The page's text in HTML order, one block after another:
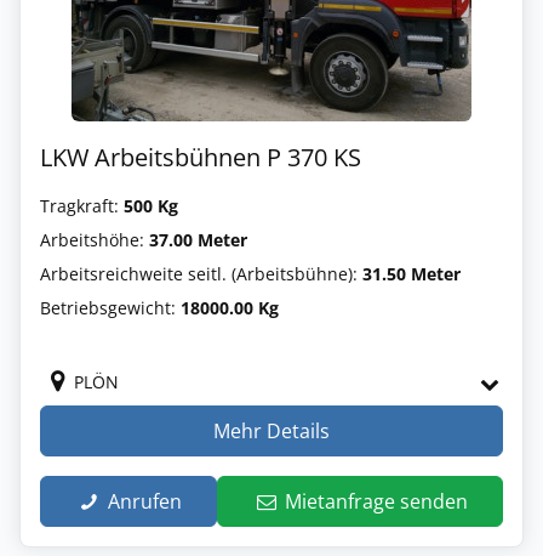
LKW Arbeitsbühnen P 370 KS
Tragkraft: 500 Kg
Arbeitshöhe: 37.00 Meter
Arbeitsreichweite seitl. (Arbeitsbühne): 31.50 Meter
Betriebsgewicht: 18000.00 Kg
PLÖN
Mehr Details
Anrufen Mietanfrage senden